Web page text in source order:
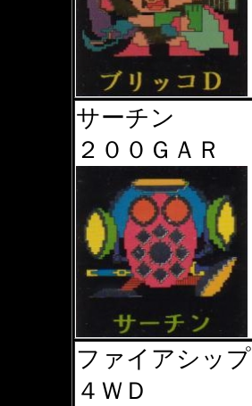
サーチン
２００ＧＡＲ
ファイアシップ
４ＷＤ